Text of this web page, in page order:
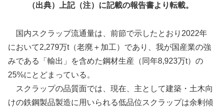
（出典）上記（注）に記載の報告書より転載。
国内スクラップ流通量は、前節で示したとおり2022年
において2,279万t（老廃＋加工）であり、我が国産業の強
みである「輸出」を含めた鋼材生産（同年8,923万t）の
25%にとどまっている。
スクラップの品質面では、現在、主として建築・土木向
けの鉄鋼製品製造に用いられる低品位スクラップは余剰傾